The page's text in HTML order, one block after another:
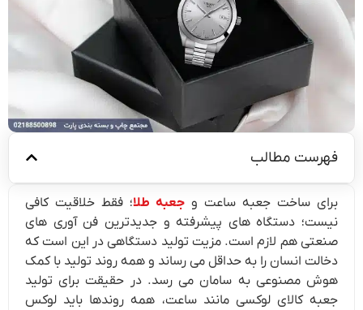
فهرست مطالب
برای ساخت جعبه ساعت و جعبه طلا؛ فقط خلاقیت کافی
نیست؛ دستگاه های پیشرفته و جدیدترین فن آوری های
صنعتی هم لازم است. مزیت تولید دستگاهی در این است که
دخالت انسان را به حداقل می رساند و همه روند تولید با کمک
هوش مصنوعی به سامان می رسد. در حقیقت برای تولید
جعبه کالای لوکسی مانند ساعت، همه روندها باید لوکس